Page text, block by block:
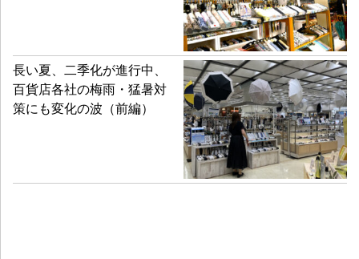
長い夏、二季化が進行中、
百貨店各社の梅雨・猛暑対
策にも変化の波（前編）